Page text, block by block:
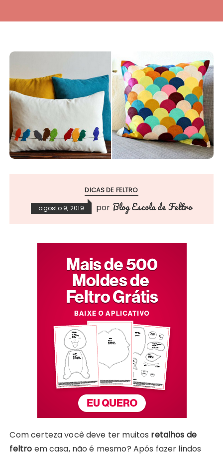
DICAS DE FELTRO
agosto 9, 2019 por Blog Escola de Feltro
Com certeza você deve ter muitos retalhos de
feltro em casa, não é mesmo? Após fazer lindos